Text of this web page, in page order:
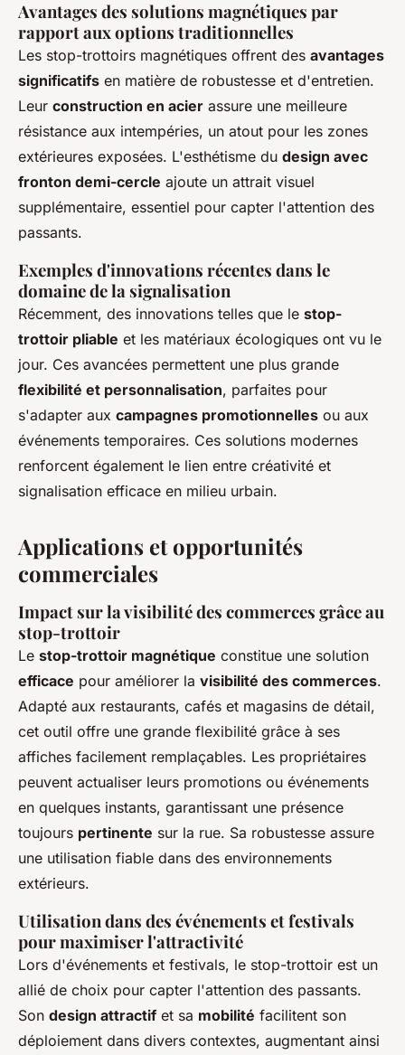
Avantages des solutions magnétiques par
rapport aux options traditionnelles
Les stop-trottoirs magnétiques offrent des avantages
significatifs en matière de robustesse et d'entretien.
Leur construction en acier assure une meilleure
résistance aux intempéries, un atout pour les zones
extérieures exposées. L'esthétisme du design avec
fronton demi-cercle ajoute un attrait visuel
supplémentaire, essentiel pour capter l'attention des
passants.
Exemples d'innovations récentes dans le
domaine de la signalisation
Récemment, des innovations telles que le stop-
trottoir pliable et les matériaux écologiques ont vu le
jour. Ces avancées permettent une plus grande
flexibilité et personnalisation, parfaites pour
s'adapter aux campagnes promotionnelles ou aux
événements temporaires. Ces solutions modernes
renforcent également le lien entre créativité et
signalisation efficace en milieu urbain.
Applications et opportunités
commerciales
Impact sur la visibilité des commerces grâce au
stop-trottoir
Le stop-trottoir magnétique constitue une solution
efficace pour améliorer la visibilité des commerces.
Adapté aux restaurants, cafés et magasins de détail,
cet outil offre une grande flexibilité grâce à ses
affiches facilement remplaçables. Les propriétaires
peuvent actualiser leurs promotions ou événements
en quelques instants, garantissant une présence
toujours pertinente sur la rue. Sa robustesse assure
une utilisation fiable dans des environnements
extérieurs.
Utilisation dans des événements et festivals
pour maximiser l'attractivité
Lors d'événements et festivals, le stop-trottoir est un
allié de choix pour capter l'attention des passants.
Son design attractif et sa mobilité facilitent son
déploiement dans divers contextes, augmentant ainsi